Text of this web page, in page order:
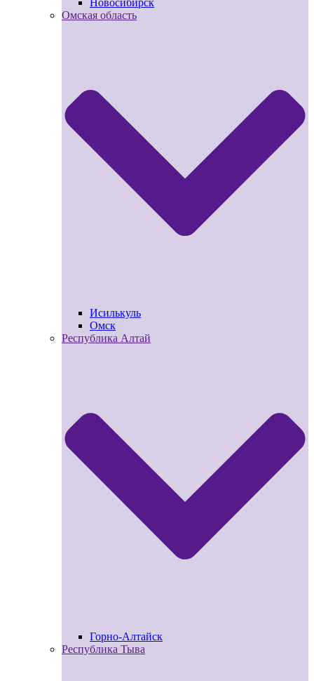
Новосибирск
Омская область
Исилькуль
Омск
Республика Алтай
Горно-Алтайск
Республика Тыва